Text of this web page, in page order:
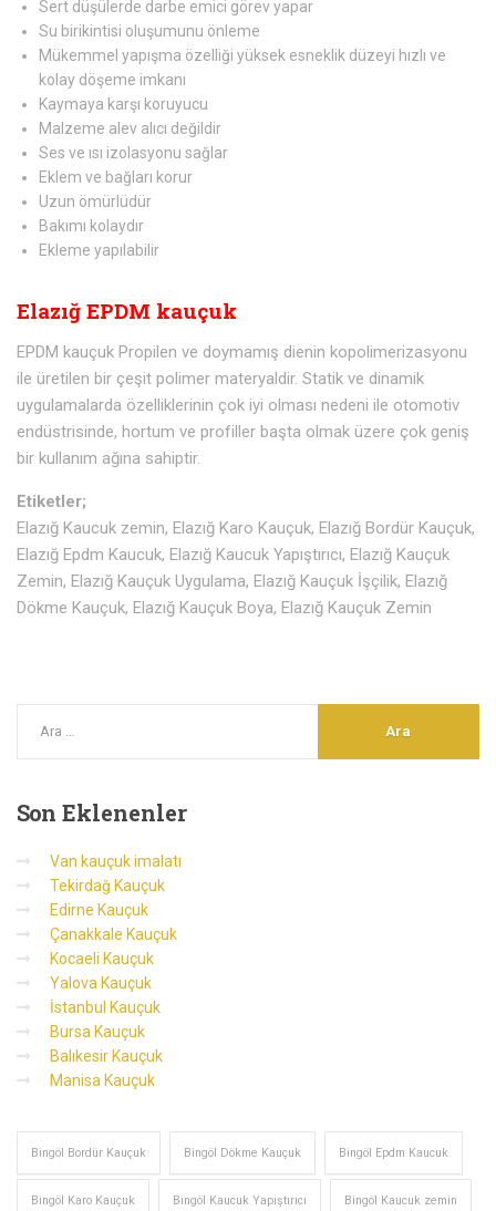
Sert düşülerde darbe emici görev yapar
Su birikintisi oluşumunu önleme
Mükemmel yapışma özelliği yüksek esneklik düzeyi hızlı ve
kolay döşeme imkanı
Kaymaya karşı koruyucu
Malzeme alev alıcı değildir
Ses ve ısı izolasyonu sağlar
Eklem ve bağları korur
Uzun ömürlüdür
Bakımı kolaydır
Ekleme yapılabilir
Elazığ EPDM kauçuk
EPDM kauçuk Propilen ve doymamış dienin kopolimerizasyonu
ile üretilen bir çeşit polimer materyaldir. Statik ve dinamik
uygulamalarda özelliklerinin çok iyi olması nedeni ile otomotiv
endüstrisinde, hortum ve profiller başta olmak üzere çok geniş
bir kullanım ağına sahiptir.
Etiketler;
Elazığ Kaucuk zemin, Elazığ Karo Kauçuk, Elazığ Bordür Kauçuk,
Elazığ Epdm Kaucuk, Elazığ Kaucuk Yapıştırıcı, Elazığ Kauçuk
Zemin, Elazığ Kauçuk Uygulama, Elazığ Kauçuk İşçilik, Elazığ
Dökme Kauçuk, Elazığ Kauçuk Boya, Elazığ Kauçuk Zemin
Son Eklenenler
Van kauçuk imalatı
Tekirdağ Kauçuk
Edirne Kauçuk
Çanakkale Kauçuk
Kocaeli Kauçuk
Yalova Kauçuk
İstanbul Kauçuk
Bursa Kauçuk
Balıkesir Kauçuk
Manisa Kauçuk
Bingöl Bordür Kauçuk Bingöl Dökme Kauçuk Bingöl Epdm Kaucuk
Bingöl Karo Kauçuk Bingöl Kaucuk Yapıştırıcı Bingöl Kaucuk zemin